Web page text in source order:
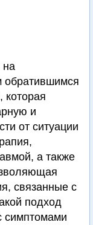
на
обратившимся
которая
и
от ситуации
а также
связанные с
подход
симптомами